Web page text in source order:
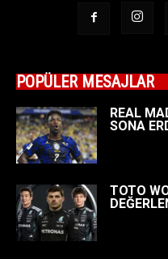
POPÜLER MESAJLAR
REAL
SONA
TOTO